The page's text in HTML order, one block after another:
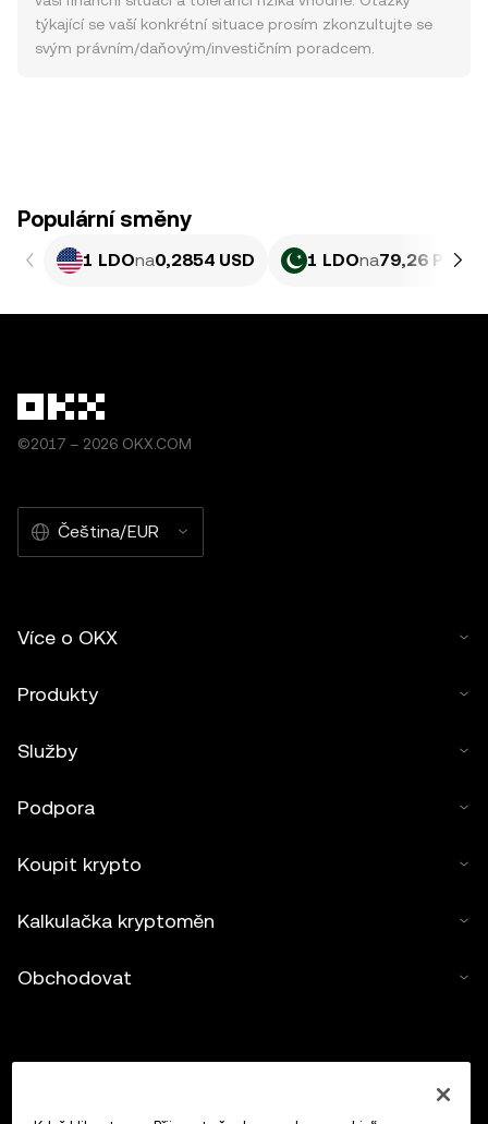
týkající se vaší konkrétní situace prosím zkonzultujte se
svým právním/daňovým/investičním poradcem.
Populární směny
1 LDOna0,2854 USD 1 LDOna79,26 PKR
©2017 – 2026 OKX.COM
Čeština/EUR
Více o OKX
Produkty
Služby
Podpora
Koupit krypto
Kalkulačka kryptoměn
Obchodovat